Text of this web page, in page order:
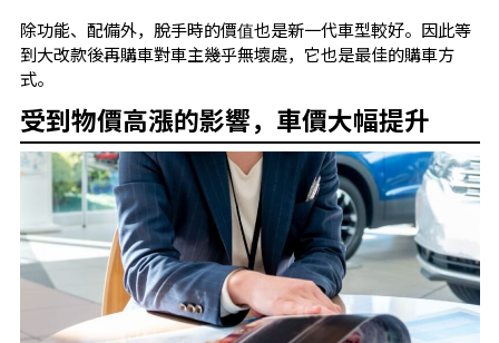
除功能、配備外，脫手時的價值也是新一代車型較好。因此等
到大改款後再購車對車主幾乎無壞處，它也是最佳的購車方
式。
受到物價高漲的影響，車價大幅提升